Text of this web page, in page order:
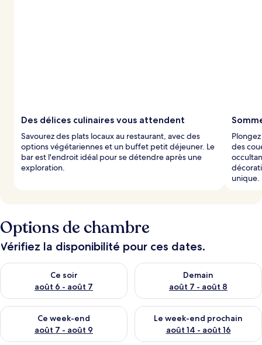
Des délices culinaires vous attendent
Savourez des plats locaux au restaurant, avec des
options végétariennes et un buffet petit déjeuner. Le
bar est l'endroit idéal pour se détendre après une
exploration.
des
unique.
Options de chambre
Vérifiez la disponibilité pour ces dates.
Ce soir
août 6 - août 7
Vérifier la disponibilité pour ce soir août 6 - août 7
Demain
août 7 - août 8
Vérifier la disponibilité pour
Ce week-end
août 7 - août 9
Vérifier la disponibilité pour ce week-end août 7 - août 9
Le week-end prochain
août 14 - août 16
Vérifier la disponibilité pour